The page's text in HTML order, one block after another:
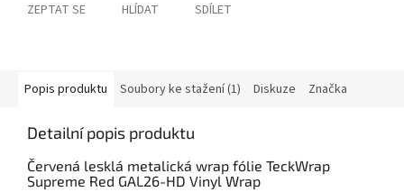
ZEPTAT SE HLÍDAT SDÍLET
Popis produktu Soubory ke stažení (1) Diskuze Značka
Detailní popis produktu
Červená lesklá metalická wrap fólie TeckWrap
Supreme Red GAL26-HD Vinyl Wrap